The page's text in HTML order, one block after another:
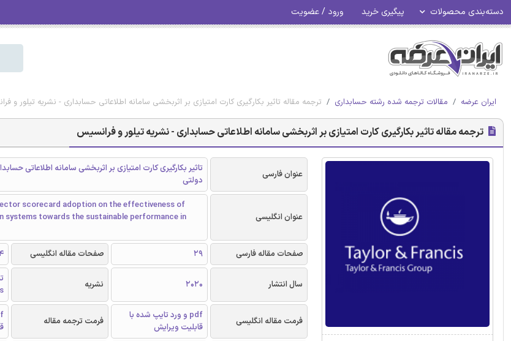
دسته‌بندی محصولات پیگیری خرید ورود / عضویت
ایران عرضه مقالات ترجمه شده رشته حسابداری ترجمه مقاله تاثیر بکارگیری کارت امتیازی بر اثربخشی سامانه اطلاعاتی حسابداری - نشریه تیلور و
ترجمه مقاله تاثیر بکارگیری کارت امتیازی بر اثربخشی سامانه اطلاعاتی حسابداری - نشریه تیلور و فرانسیس
عنوان فارسی
تاثیر بکارگیری کارت امتیازی بر اثربخشی سامانه اطلاعاتی
دولتی
عنوان انگلیسی
scorecard adoption on the effectiveness of
systems towards the sustainable performance in
صفحات مقاله فارسی
29 صفحات مقاله انگلیسی
سال انتشار 2020 نشریه
فرمت مقاله انگلیسی
pdf و ورد تایپ شده با
قابلیت ویرایش
فرمت ترجمه مقاله